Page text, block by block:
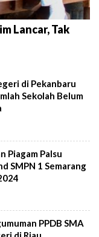
Lancar, Tak
di Pekanbaru
Sekolah Belum
Piagam Palsu
SMPN 1 Semarang
PPDB SMA